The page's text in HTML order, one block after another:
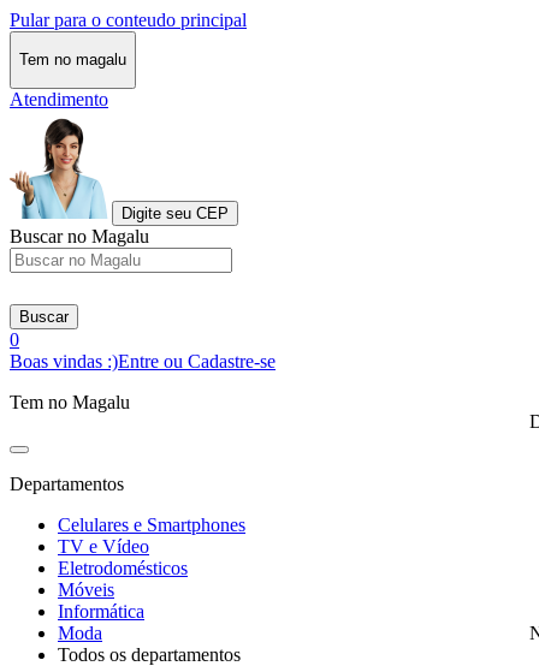
Pular para o conteudo principal
Tem no magalu
Atendimento
Digite seu CEP
Buscar no Magalu
Buscar
0
Boas vindas :)Entre ou Cadastre-se
Tem no Magalu
Departamentos
Celulares e Smartphones
TV e Vídeo
Eletrodomésticos
Móveis
Informática
Moda
Todos os departamentos